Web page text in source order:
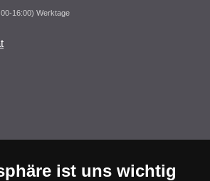
16:00) Werktage
ist uns wichtig